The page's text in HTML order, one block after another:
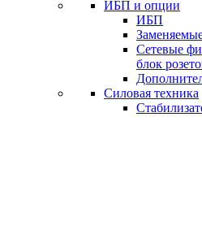
ИБП и опции
ИБП
Сетевые
блок
Силовая техника